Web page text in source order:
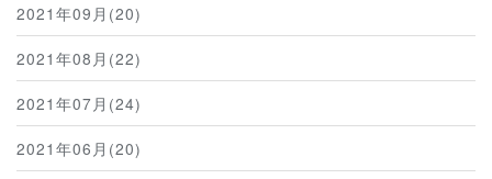
2021年09月(20)
2021年08月(22)
2021年07月(24)
2021年06月(20)